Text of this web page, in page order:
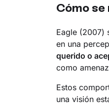
Cómo se
Eagle (2007)
en una
querido o
como
Estos
una visión